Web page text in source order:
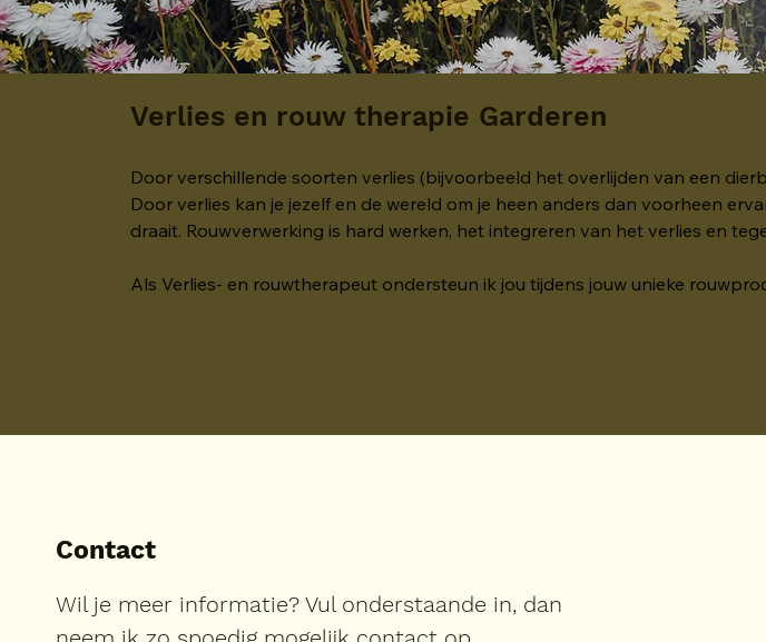
Verlies en rouw therapie Garderen
Door verschillende soorten verlies (bijvoorbeeld het overlijden van een
Door verlies kan je jezelf en de wereld om je heen anders dan voorheen
draait. Rouwverwerking is hard werken, het integreren van het verlies en
Als Verlies- en rouwtherapeut ondersteun ik jou tijdens jouw unieke
Contact
Wil je meer informatie? Vul onderstaande in, dan